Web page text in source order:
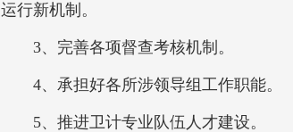
运行新机制。
3、完善各项督查考核机制。
4、承担好各所涉领导组工作职能。
5、推进卫计专业队伍人才建设。